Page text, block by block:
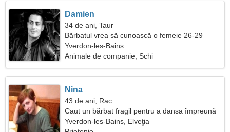
Damien
34 de ani, Taur
Bărbatul vrea să cunoască o femeie 26-29
Yverdon-les-Bains
Animale de companie, Schi
Nina
43 de ani, Rac
Caut un bărbat fragil pentru a dansa împreună
Yverdon-les-Bains, Elveţia